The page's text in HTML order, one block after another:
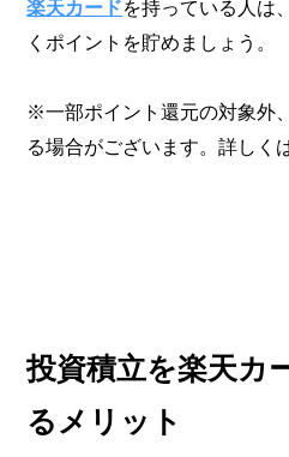
楽天カードを持っている人は
くポイントを貯めましょう。
※一部ポイント還元の対象外
る場合がございます。詳しく
投資積立を楽天カ
るメリット